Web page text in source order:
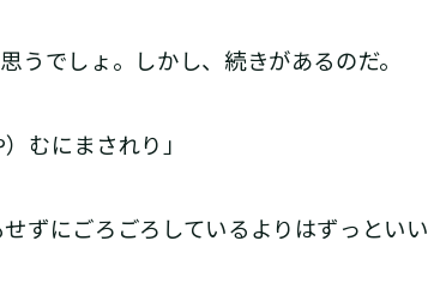
でしょ。しかし、続きがあるのだ。
むにまされり」
ずにごろごろしているよりはずっといい